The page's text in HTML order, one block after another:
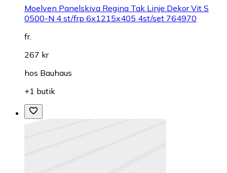
Moelven Panelskiva Regina Tak Linje Dekor Vit S
0500-N 4 st/frp 6x1215x405 4st/set 764970
fr.
267 kr
hos Bauhaus
+1 butik